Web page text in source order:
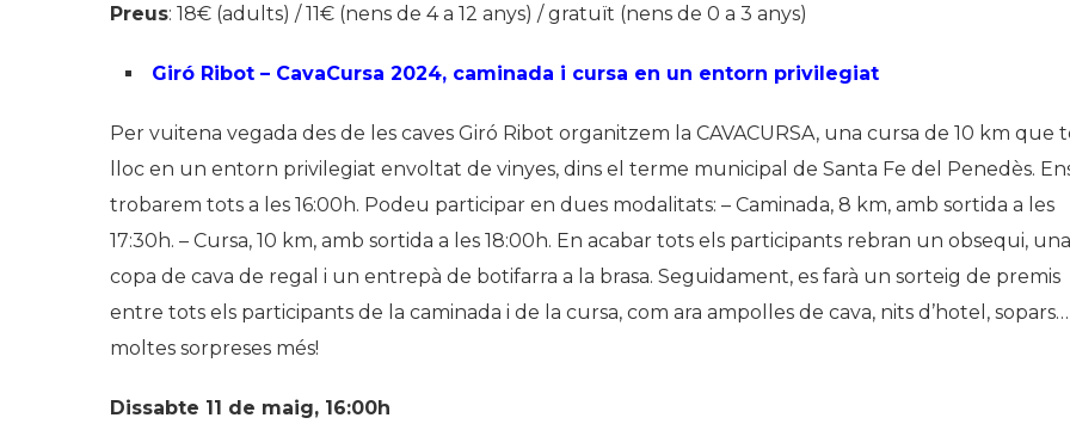
Preus: 18€ (adults) / 11€ (nens de 4 a 12 anys) / gratuït (nens de 0 a 3 anys)
Giró Ribot – CavaCursa 2024, caminada i cursa en un entorn privilegiat
Per vuitena vegada des de les caves Giró Ribot organitzem la CAVACURSA, una cursa de 10 km que
lloc en un entorn privilegiat envoltat de vinyes, dins el terme municipal de Santa Fe del Penedès.
trobarem tots a les 16:00h. Podeu participar en dues modalitats: – Caminada, 8 km, amb sortida a les
17:30h. – Cursa, 10 km, amb sortida a les 18:00h. En acabar tots els participants rebran un obsequi, una
copa de cava de regal i un entrepà de botifarra a la brasa. Seguidament, es farà un sorteig de premis
entre tots els participants de la caminada i de la cursa, com ara ampolles de cava, nits d’hotel, sopars…
moltes sorpreses més!
Dissabte 11 de maig, 16:00h